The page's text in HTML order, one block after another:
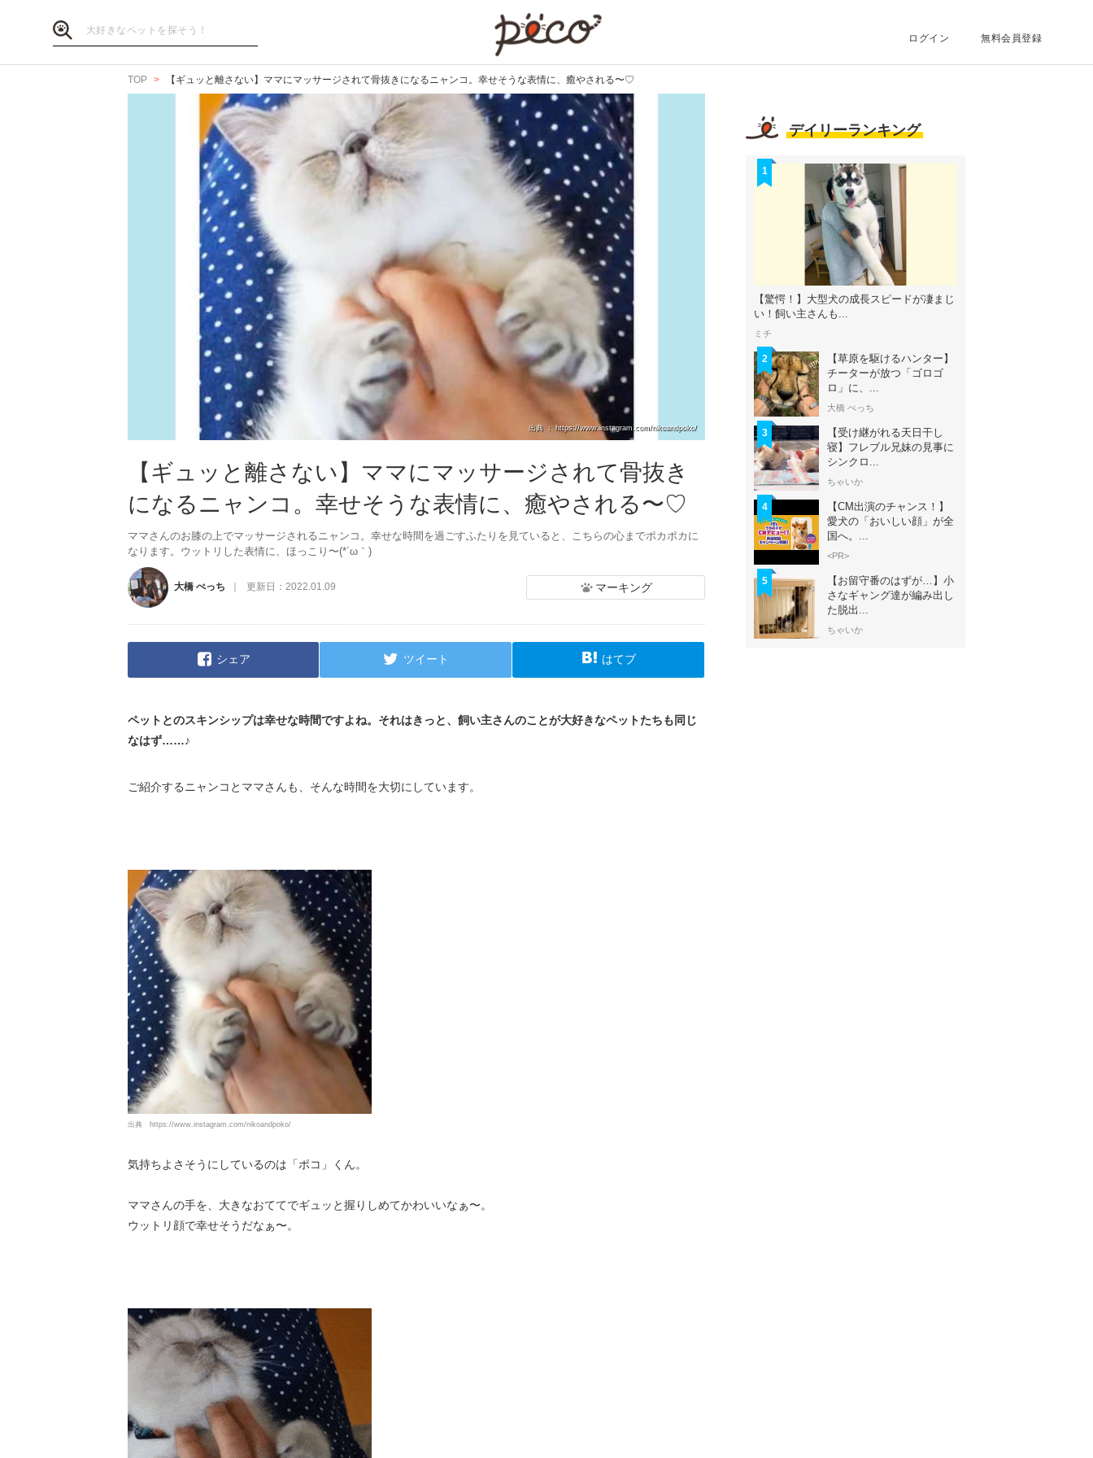
ログイン 無料会員登録
TOP 【ギュッと離さない】ママにマッサージされて骨抜きになるニャンコ。幸せそうな表情に、癒やされる〜♡
出典 ： https://www.instagram.com/nikoandpoko/
【ギュッと離さない】ママにマッサージされて骨抜き
になるニャンコ。幸せそうな表情に、癒やされる〜♡
ママさんのお膝の上でマッサージされるニャンコ。幸せな時間を過ごすふたりを見ていると、こちらの心までポカポカに
なります。ウットリした表情に、ほっこり〜(*´ω｀)
大橋 ぺっち 更新日： 2022.01.09 マーキング
シェア ツイート はてブ
ペットとのスキンシップは幸せな時間ですよね。それはきっと、飼い主さんのことが大好きなペットたちも同じ
なはず……♪
ご紹介するニャンコとママさんも、そんな時間を大切にしています。
出典 https://www.instagram.com/nikoandpoko/
気持ちよさそうにしているのは「ポコ」くん。
ママさんの手を、大きなおててでギュッと握りしめてかわいいなぁ〜。
ウットリ顔で幸せそうだなぁ〜。
デイリーランキング
1
【驚愕！】大型犬の成長スピードが凄まじ
い！飼い主さんも...
ミチ
2
【草原を駆けるハンター】
チーターが放つ「ゴロゴ
ロ」に、...
大橋 ぺっち
3
【受け継がれる天日干し
寝】フレブル兄妹の見事に
シンクロ...
ちゃいか
4
【CM出演のチャンス！】
愛犬の「おいしい顔」が全
国へ。...
<PR>
5
【お留守番のはずが…】小
さなギャング達が編み出し
た脱出...
ちゃいか